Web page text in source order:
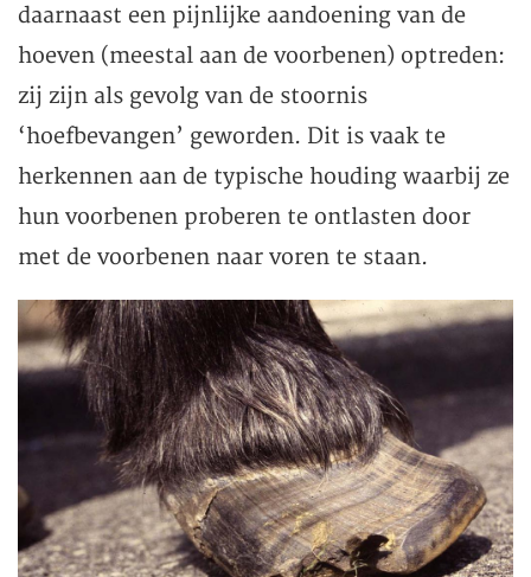
daarnaast een pijnlijke aandoening van de
hoeven (meestal aan de voorbenen) optreden:
zij zijn als gevolg van de stoornis
‘hoefbevangen’ geworden. Dit is vaak te
herkennen aan de typische houding waarbij ze
hun voorbenen proberen te ontlasten door
met de voorbenen naar voren te staan.